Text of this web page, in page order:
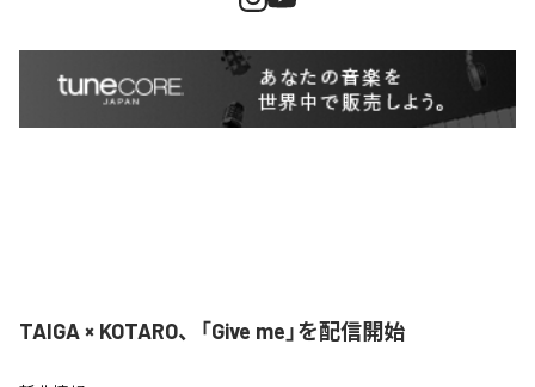
TAIGA × KOTARO、「Give me」を配信開始